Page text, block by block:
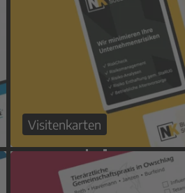
Visitenkarten